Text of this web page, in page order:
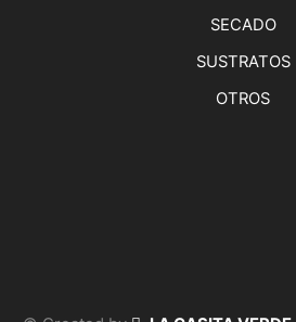
SECADO
SUSTRATOS
OTROS